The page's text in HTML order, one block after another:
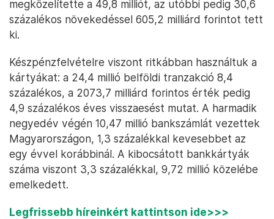
megközelítette a 49,8 milliót, az utóbbi pedig 30,6
százalékos növekedéssel 605,2 milliárd forintot tett
ki.
Készpénzfelvételre viszont ritkábban használtuk a
kártyákat: a 24,4 millió belföldi tranzakció 8,4
százalékos, a 2073,7 milliárd forintos érték pedig
4,9 százalékos éves visszaesést mutat. A harmadik
negyedév végén 10,47 millió bankszámlát vezettek
Magyarországon, 1,3 százalékkal kevesebbet az
egy évvel korábbinál. A kibocsátott bankkártyák
száma viszont 3,3 százalékkal, 9,72 millió közelébe
emelkedett.
Legfrissebb híreinkért kattintson ide>>>